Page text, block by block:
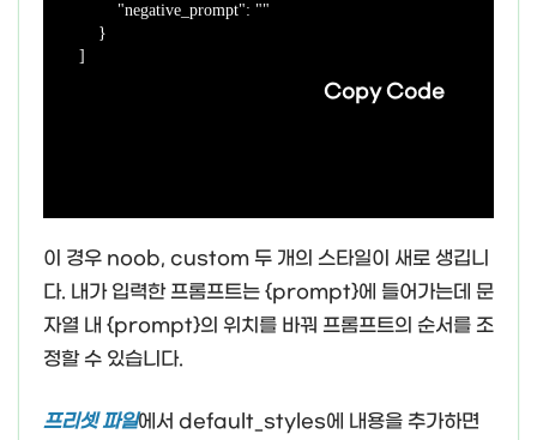
        "negative_prompt": ""
    }
Copy Code
이 경우 noob, custom 두 개의 스타일이 새로 생깁니
다. 내가 입력한 프롬프트는 {prompt}에 들어가는데 문
자열 내 {prompt}의 위치를 바꿔 프롬프트의 순서를 조
정할 수 있습니다.
프리셋 파일에서 default_styles에 내용을 추가하면